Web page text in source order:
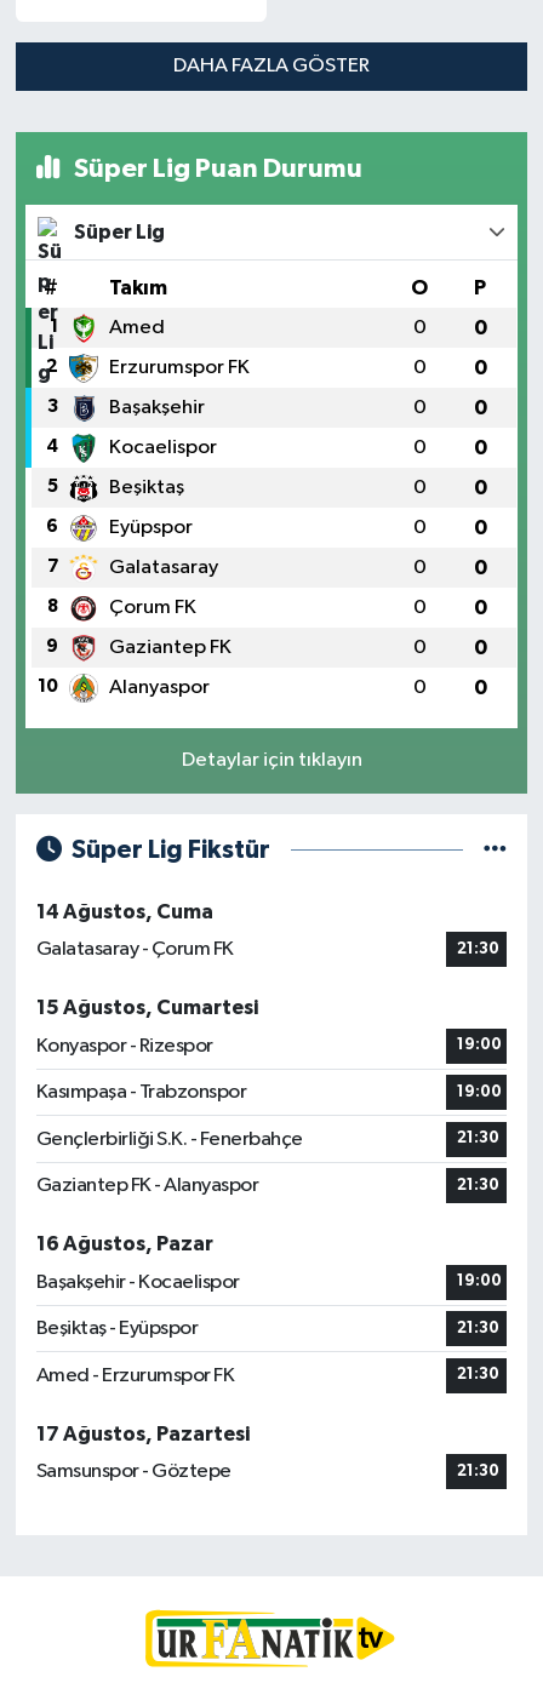
DAHA FAZLA GÖSTER
Süper Lig Puan Durumu
Süper Lig
# Takım O P
1 Amed 0 0
2 Erzurumspor FK 0 0
3 Başakşehir 0 0
4 Kocaelispor 0 0
5 Beşiktaş 0 0
6 Eyüpspor 0 0
7 Galatasaray 0 0
8 Çorum FK 0 0
9 Gaziantep FK 0 0
10 Alanyaspor 0 0
Detaylar için tıklayın
Süper Lig Fikstür
14 Ağustos, Cuma
Galatasaray - Çorum FK
21:30
15 Ağustos, Cumartesi
Konyaspor - Rizespor
19:00
Kasımpaşa - Trabzonspor 19:00
Gençlerbirliği S.K. - Fenerbahçe 21:30
Gaziantep FK - Alanyaspor 21:30
16 Ağustos, Pazar
Başakşehir - Kocaelispor
19:00
Beşiktaş - Eyüpspor 21:30
Amed - Erzurumspor FK 21:30
17 Ağustos, Pazartesi
Samsunspor - Göztepe
21:30